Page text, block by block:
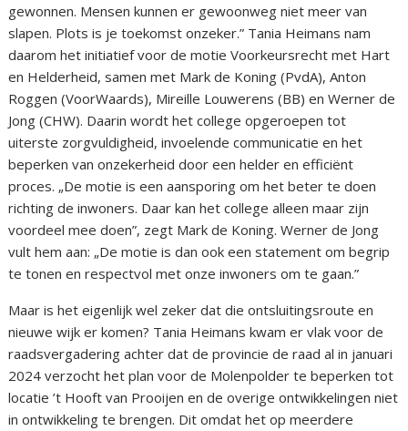
gewonnen. Mensen kunnen er gewoonweg niet meer van
slapen. Plots is je toekomst onzeker.” Tania Heimans nam
daarom het initiatief voor de motie Voorkeursrecht met Hart
en Helderheid, samen met Mark de Koning (PvdA), Anton
Roggen (VoorWaards), Mireille Louwerens (BB) en Werner de
Jong (CHW). Daarin wordt het college opgeroepen tot
uiterste zorgvuldigheid, invoelende communicatie en het
beperken van onzekerheid door een helder en efficiënt
proces. „De motie is een aansporing om het beter te doen
richting de inwoners. Daar kan het college alleen maar zijn
voordeel mee doen”, zegt Mark de Koning. Werner de Jong
vult hem aan: „De motie is dan ook een statement om begrip
te tonen en respectvol met onze inwoners om te gaan.”
Maar is het eigenlijk wel zeker dat die ontsluitingsroute en
nieuwe wijk er komen? Tania Heimans kwam er vlak voor de
raadsvergadering achter dat de provincie de raad al in januari
2024 verzocht het plan voor de Molenpolder te beperken tot
locatie ’t Hooft van Prooijen en de overige ontwikkelingen niet
in ontwikkeling te brengen. Dit omdat het op meerdere